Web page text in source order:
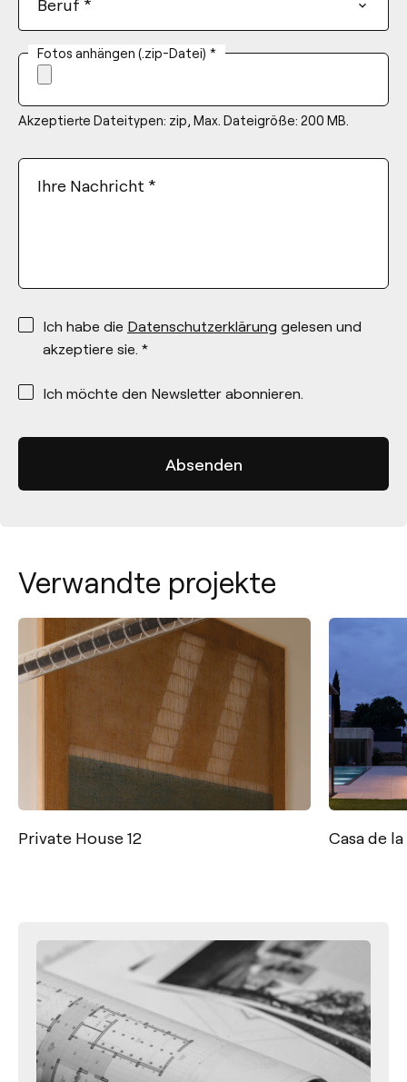
Beruf *
Fotos anhängen (.zip-Datei) *
Akzeptierte Dateitypen: zip, Max. Dateigröße: 200 MB.
Ihre Nachricht *
*
Ich habe die Datenschutzerklärung gelesen und
akzeptiere sie. *
*
Ich möchte den Newsletter abonnieren.
Verwandte projekte
Private House 12 Casa de